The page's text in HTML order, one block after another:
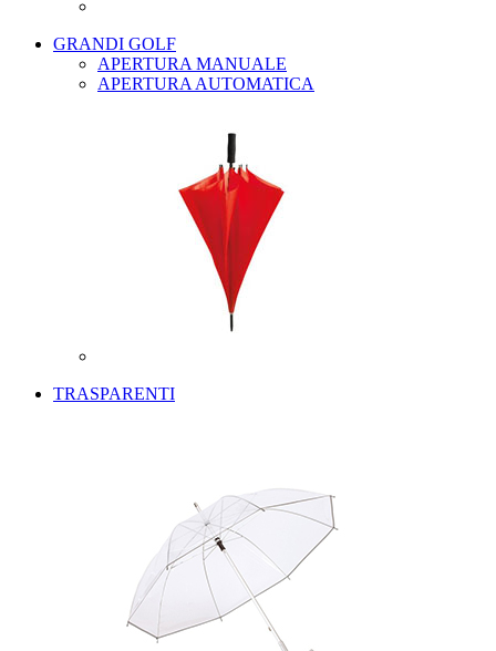
GRANDI GOLF
APERTURA MANUALE
APERTURA AUTOMATICA
TRASPARENTI